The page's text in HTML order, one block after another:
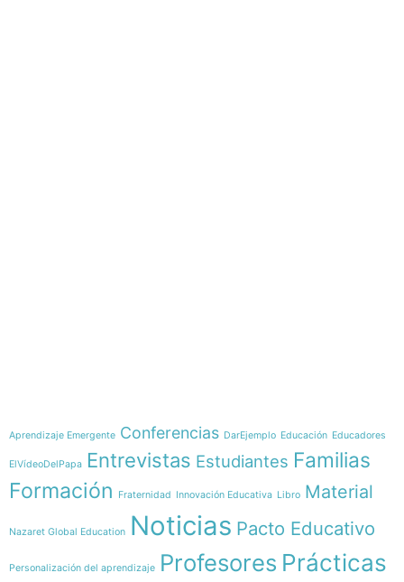
Aprendizaje Emergente Conferencias DarEjemplo Educación Educadores
ElVídeoDelPapa Entrevistas Estudiantes Familias
Formación
Fraternidad Innovación Educativa Libro Material
Nazaret Global Education Noticias Pacto Educativo
Personalización del aprendizaje Profesores Prácticas